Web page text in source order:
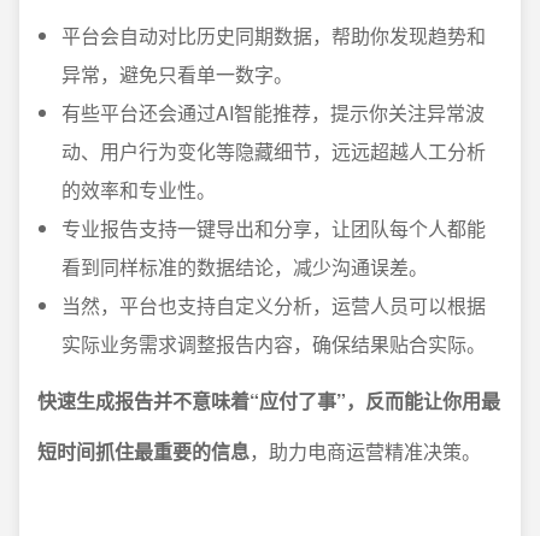
平台会自动对比历史同期数据，帮助你发现趋势和
异常，避免只看单一数字。
有些平台还会通过AI智能推荐，提示你关注异常波
动、用户行为变化等隐藏细节，远远超越人工分析
的效率和专业性。
专业报告支持一键导出和分享，让团队每个人都能
看到同样标准的数据结论，减少沟通误差。
当然，平台也支持自定义分析，运营人员可以根据
实际业务需求调整报告内容，确保结果贴合实际。
快速生成报告并不意味着“应付了事”，反而能让你用最
短时间抓住最重要的信息，助力电商运营精准决策。